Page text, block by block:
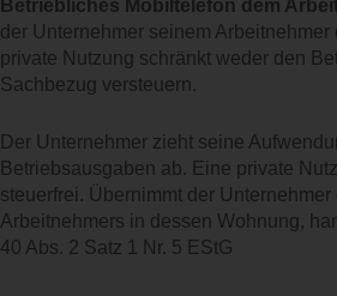
Betriebliches Mobiltelefon dem
der Unternehmer seinem
private Nutzung schränkt weder den
Sachbezug versteuern.
Der Unternehmer zieht seine
Betriebsausgaben ab. Eine private
steuerfrei. Übernimmt der
Arbeitnehmers in dessen Wohnung,
40 Abs. 2 Satz 1 Nr. 5 EStG